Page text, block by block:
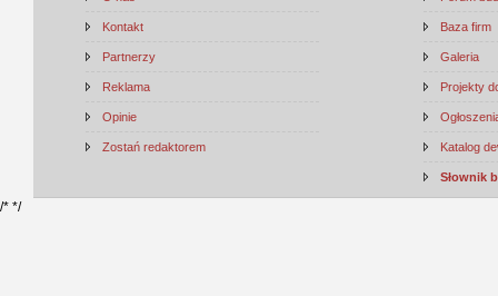
Kontakt
Partnerzy
Reklama
Opinie
Zostań redaktorem
Baza firm
Galeria
Projekty
Katalog
Słownik
/* */